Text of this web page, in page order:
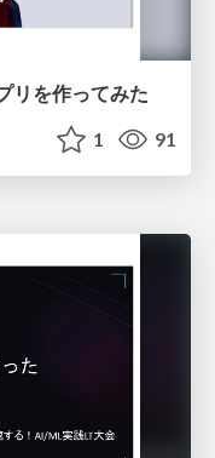
を作ってみた
1 91